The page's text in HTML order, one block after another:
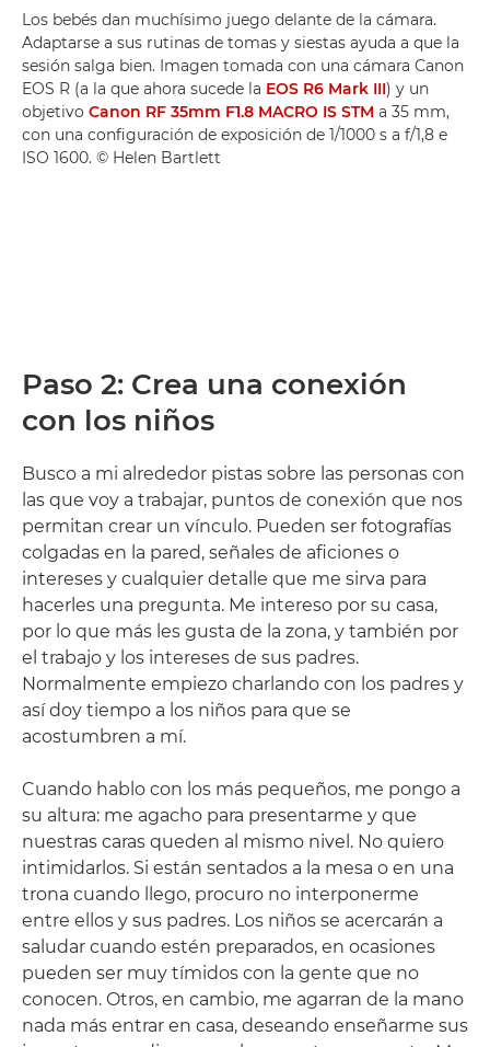
Los bebés dan muchísimo juego delante de la cámara.
Adaptarse a sus rutinas de tomas y siestas ayuda a que la
sesión salga bien. Imagen tomada con una cámara Canon
EOS R (a la que ahora sucede la EOS R6 Mark III) y un
objetivo Canon RF 35mm F1.8 MACRO IS STM a 35 mm,
con una configuración de exposición de 1/1000 s a f/1,8 e
ISO 1600. © Helen Bartlett
Paso 2: Crea una conexión
con los niños
Busco a mi alrededor pistas sobre las personas con
las que voy a trabajar, puntos de conexión que nos
permitan crear un vínculo. Pueden ser fotografías
colgadas en la pared, señales de aficiones o
intereses y cualquier detalle que me sirva para
hacerles una pregunta. Me intereso por su casa,
por lo que más les gusta de la zona, y también por
el trabajo y los intereses de sus padres.
Normalmente empiezo charlando con los padres y
así doy tiempo a los niños para que se
acostumbren a mí.
Cuando hablo con los más pequeños, me pongo a
su altura: me agacho para presentarme y que
nuestras caras queden al mismo nivel. No quiero
intimidarlos. Si están sentados a la mesa o en una
trona cuando llego, procuro no interponerme
entre ellos y sus padres. Los niños se acercarán a
saludar cuando estén preparados, en ocasiones
pueden ser muy tímidos con la gente que no
conocen. Otros, en cambio, me agarran de la mano
nada más entrar en casa, deseando enseñarme sus